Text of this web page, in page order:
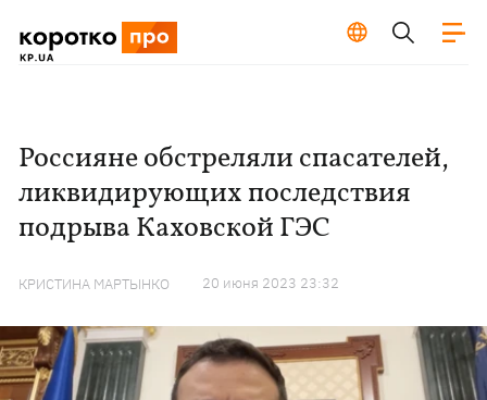
Россияне обстреляли спасателей,
ликвидирующих последствия
подрыва Каховской ГЭС
КРИСТИНА МАРТЫНКО 20 июня 2023 23:32